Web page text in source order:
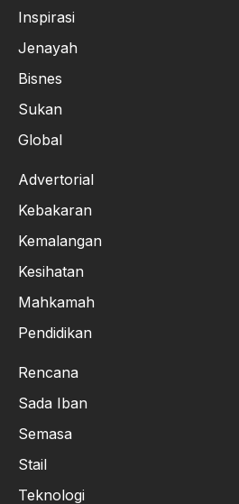
Inspirasi
Jenayah
Bisnes
Sukan
Global
Advertorial
Kebakaran
Kemalangan
Kesihatan
Mahkamah
Pendidikan
Rencana
Sada Iban
Semasa
Stail
Teknologi